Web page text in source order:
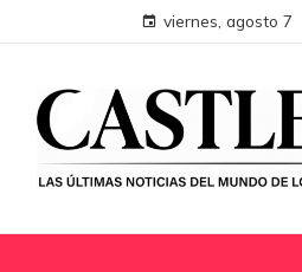
viernes, agosto 7